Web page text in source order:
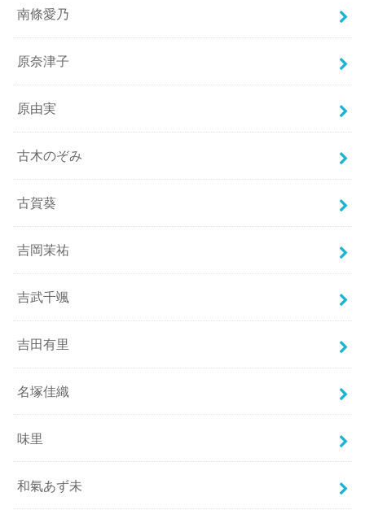
南條愛乃
原奈津子
原由実
古木のぞみ
古賀葵
吉岡茉祐
吉武千颯
吉田有里
名塚佳織
味里
和氣あず未